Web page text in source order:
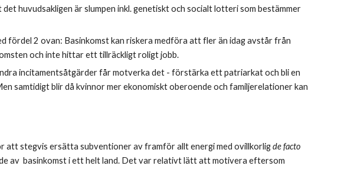
huvudsakligen är slumpen inkl. genetiskt och socialt lotteri som bestämmer
fördel 2 ovan: Basinkomst kan riskera medföra att fler än idag avstår från
och inte hittar ett tillräckligt roligt jobb.
incitamentsåtgärder får motverka det - förstärka ett patriarkat och bli en
samtidigt blir då kvinnor mer ekonomiskt oberoende och familjerelationer kan
att stegvis ersätta subventioner av framför allt energi med ovillkorlig de facto
av  basinkomst i ett helt land. Det var relativt lätt att motivera eftersom